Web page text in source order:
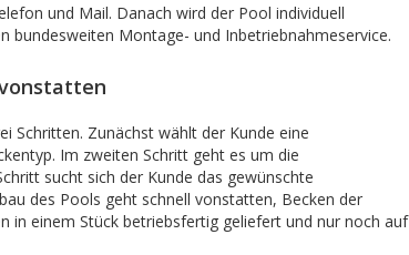
und Mail. Danach wird der Pool individuell
bundesweiten Montage- und Inbetriebnahmeservice.
Schritten. Zunächst wählt der Kunde eine
Im zweiten Schritt geht es um die
sucht sich der Kunde das gewünschte
des Pools geht schnell vonstatten, Becken der
in einem Stück betriebsfertig geliefert und nur noch auf